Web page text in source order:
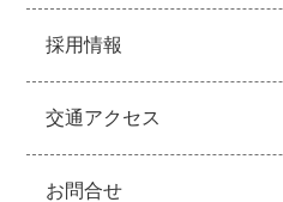
採用情報
交通アクセス
お問合せ